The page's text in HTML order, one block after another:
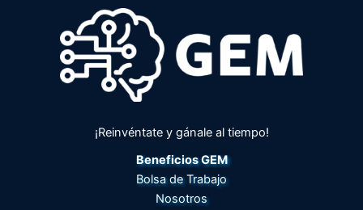
¡Reinvéntate y gánale al tiempo!
Beneficios GEM
Bolsa de Trabajo
Nosotros